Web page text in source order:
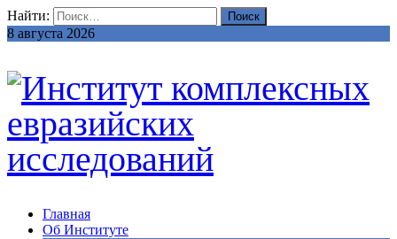
Найти:
8 августа 2026
Главная
Об Институте